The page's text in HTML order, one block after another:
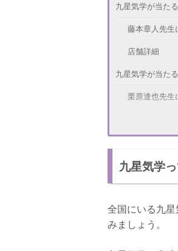
九星気学が当た
藤本章人先生
店舗詳細
九星気学が当た
栗原達也先生
空鶴先生につ
店舗詳細
九星気学が当た
相賀琉予先生
九星気学
全国にいる九星
みましょう。